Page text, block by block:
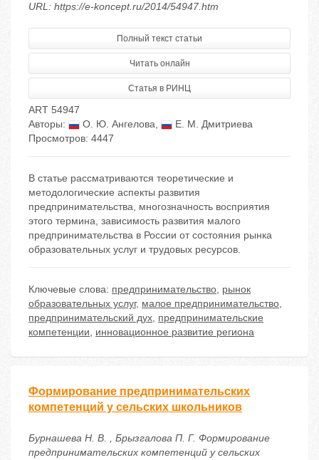
URL: https://e-koncept.ru/2014/54947.htm
Полный текст статьи
Читать онлайн
Статья в РИНЦ
ART 54947
Авторы:
О. Ю. Ангелова,
Е. М. Дмитриева
Просмотров: 4447
В статье рассматриваются теоретические и
методологические аспекты развития
предпринимательства, многозначность восприятия
этого термина, зависимость развития малого
предпринимательства в России от состояния рынка
образовательных услуг и трудовых ресурсов.
Ключевые слова: предпринимательство, рынок
образовательных услуг, малое предпринимательство,
предпринимательский дух, предпринимательские
компетенции, инновационное развитие региона
Формирование предпринимательских
компетенций у сельских школьников
Бурнашева Н. В. , Брызгалова П. Г. Формирование
предпринимательских компетенций у сельских